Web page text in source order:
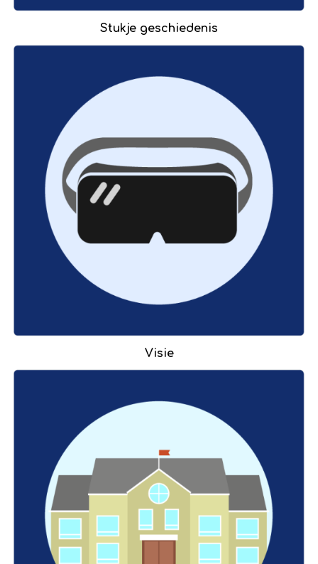
Stukje geschiedenis
Visie